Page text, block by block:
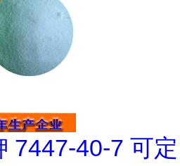
7447-40-7 可定